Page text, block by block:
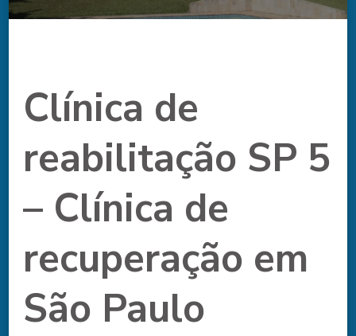
Clínica de
reabilitação SP 5
– Clínica de
recuperação em
São Paulo